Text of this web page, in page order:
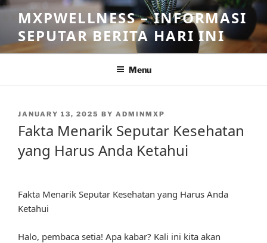
Skip
content
MXPWELLNESS – INFORMASI
SEPUTAR BERITA HARI INI
Menu
POSTED
JANUARY 13, 2025 BY ADMINMXP
Fakta Menarik Seputar Kesehatan
yang Harus Anda Ketahui
Fakta Menarik Seputar Kesehatan yang Harus Anda
Ketahui
Halo, pembaca setia! Apa kabar? Kali ini kita akan